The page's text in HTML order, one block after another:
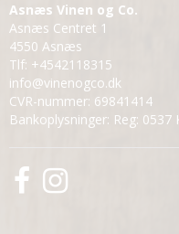
Asnæs Vinen og Co.
Asnæs Centret 1
4550 Asnæs
Tlf: +4542118315
info@vinenogco.dk
CVR-nummer: 69841414
Bankoplysninger: Reg: 0537